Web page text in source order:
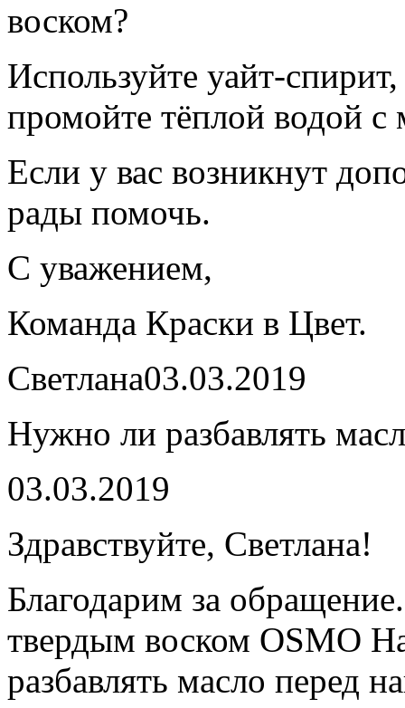
воском?
Используйте
промойте тёплой водой
Если у вас возникнут
рады помочь.
С уважением,
Команда Краски в Цвет.
Светлана03.03.2019
Нужно ли разбавлять
03.03.2019
Здравствуйте, Светлана!
Благодарим за
твердым воском OSMO
разбавлять масло перед